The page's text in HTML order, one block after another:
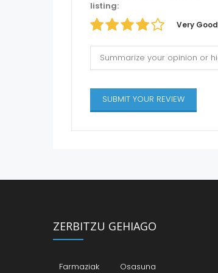
listing:
Very Good
ZERBITZU GEHIAGO
Farmaziak Osasuna